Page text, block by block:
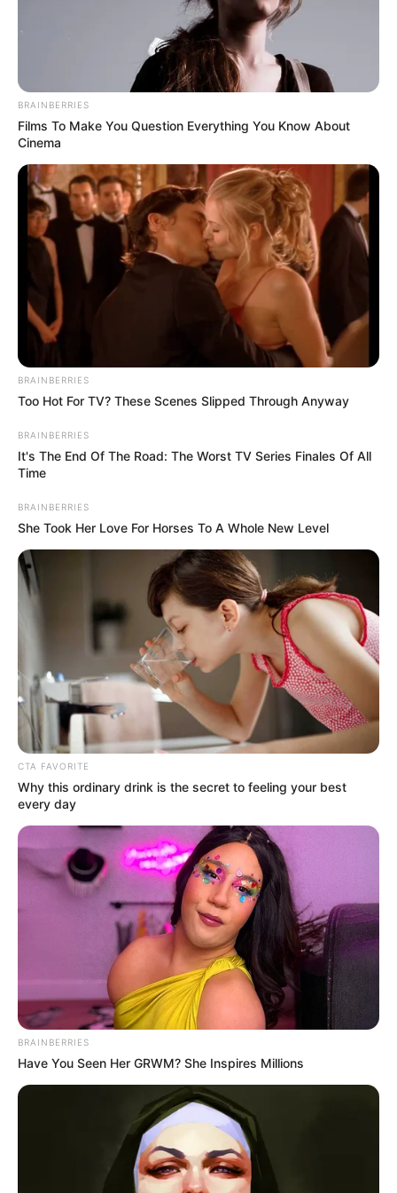
2 – Agora tire as peças e comece a decorá-las.
Pegue os rolos e corte o papel de presente no
tamanho adequado para revesti-los. Faça com
bastante cuidado para o acabamento ficar
perfeito e o resultado final ser o melhor possível.
Revista a parte interna e a parte externa do rolo.
Dica: se desejar, ao invés de usar papel de
presente para revestir, use tecido. O resultado
fica fantástico!
3 – Agora é o momento de revestir as caixas. O
trabalho é parecido com o do passo anterior.
BRAINBERRIES
Films To Make You Question Everything You Know About
Cinema
BRAINBERRIES
Too Hot For TV? These Scenes Slipped Through Anyway
BRAINBERRIES
It's The End Of The Road: The Worst TV Series Finales Of All
Time
BRAINBERRIES
She Took Her Love For Horses To A Whole New Level
CTA FAVORITE
Why this ordinary drink is the secret to feeling your best
every day
BRAINBERRIES
Have You Seen Her GRWM? She Inspires Millions